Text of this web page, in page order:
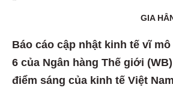
GIA
Báo cáo cập nhật kinh tế vĩ
6 của Ngân hàng Thế giới
điểm sáng của kinh tế Việt Nam.